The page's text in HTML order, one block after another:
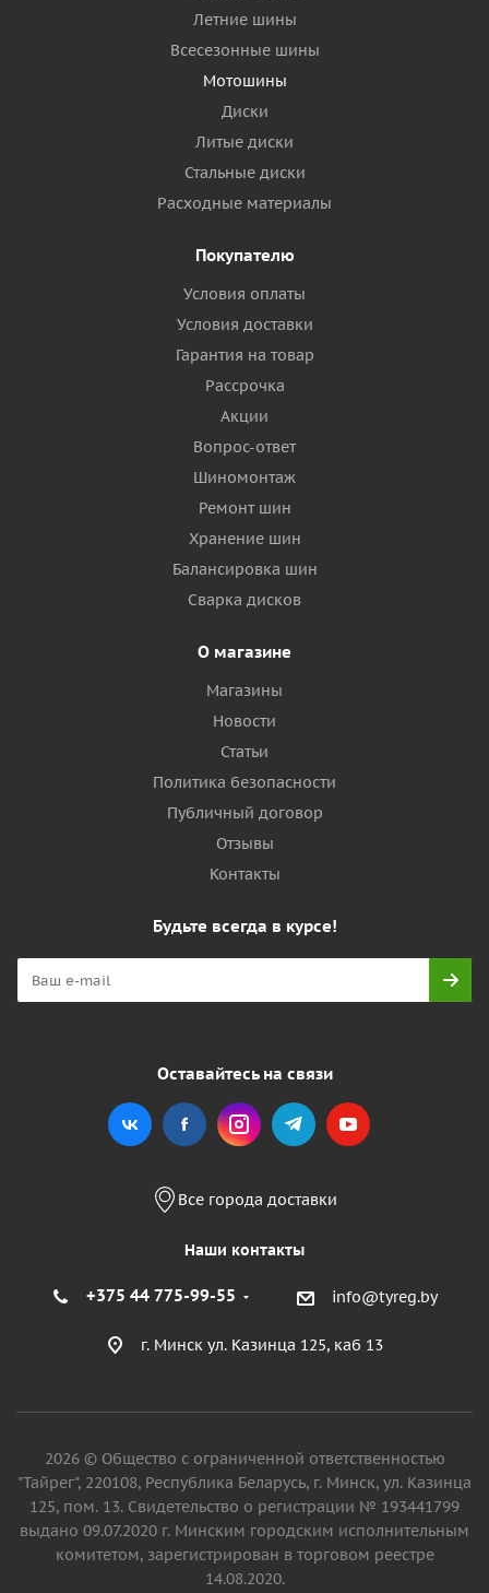
Летние шины
Всесезонные шины
Мотошины
Диски
Литые диски
Стальные диски
Расходные материалы
Покупателю
Условия оплаты
Условия доставки
Гарантия на товар
Рассрочка
Акции
Вопрос-ответ
Шиномонтаж
Ремонт шин
Хранение шин
Балансировка шин
Сварка дисков
О магазине
Магазины
Новости
Статьи
Политика безопасности
Публичный договор
Отзывы
Контакты
Будьте всегда в курсе!
Оставайтесь на связи
Все города доставки
Наши контакты
+375 44 775-99-55 info@tyreg.by
г. Минск ул. Казинца 125, каб 13
2026 © Общество с ограниченной ответственностью
"Тайрег", 220108, Республика Беларусь, г. Минск, ул. Казинца
125, пом. 13. Свидетельство о регистрации № 193441799
выдано 09.07.2020 г. Минским городским исполнительным
комитетом, зарегистрирован в торговом реестре
14.08.2020.